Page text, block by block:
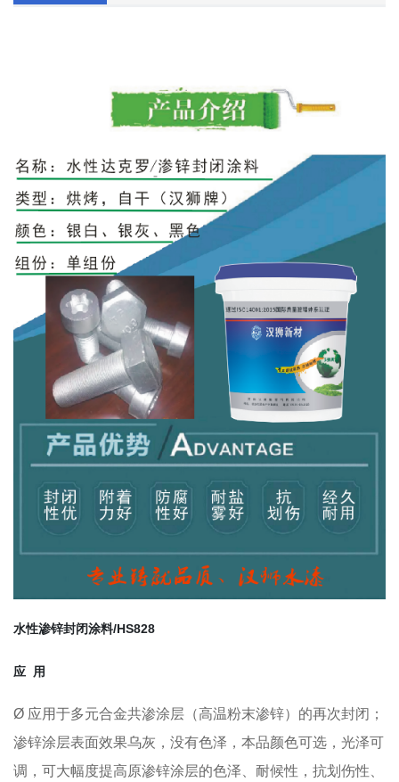
水性渗锌封闭涂料/HS828
应 用
Ø 应用于多元合金共渗涂层（高温粉末渗锌）的再次封闭；
渗锌涂层表面效果乌灰，没有色泽，本品颜色可选，光泽可
调，可大幅度提高原渗锌涂层的色泽、耐候性，抗划伤性、